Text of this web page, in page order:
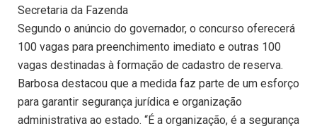
Secretaria da Fazenda
Segundo o anúncio do governador, o concurso oferecerá
100 vagas para preenchimento imediato e outras 100
vagas destinadas à formação de cadastro de reserva.
Barbosa destacou que a medida faz parte de um esforço
para garantir segurança jurídica e organização
administrativa ao estado. “É a organização, é a segurança